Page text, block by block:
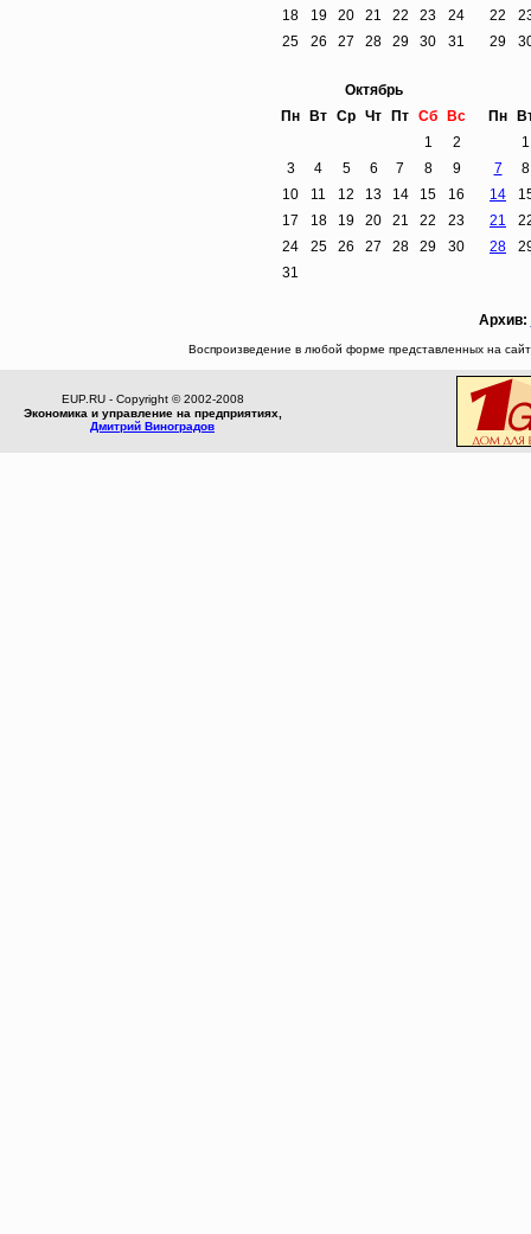
18
19 20 21 22 23
24
25
26 27 28 29 30 31
22
29
Октябрь
Пн
Вт Ср Чт Пт Сб
Вс
1
2
3
4 5 6 7 8
9
10
11 12 13 14 15
16
17
18 19 20 21 22
23
24
25 26 27 28 29
30
31
Пн
1
7
8
14
21
28
Архив:
Воспроизведение в любой форме представленных на
EUP.RU - Copyright © 2002-2008
Экономика и управление на предприятиях,
Дмитрий Виноградов